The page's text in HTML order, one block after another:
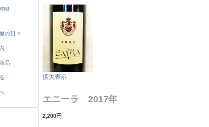
の日々
品
拡大表示
エニーラ 2017年
2,200円